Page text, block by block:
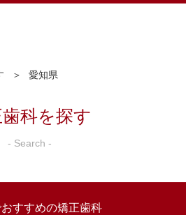
愛知県
科を探す
- Search -
すすめの矯正歯科